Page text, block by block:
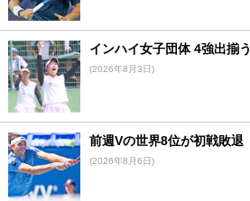
インハイ女子団体 4強出揃う
(2026年8月3日)
前週Vの世界8位が初戦敗退
(2026年8月6日)